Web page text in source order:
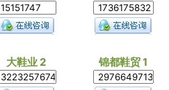
大鞋业 2 锦都鞋贸 1